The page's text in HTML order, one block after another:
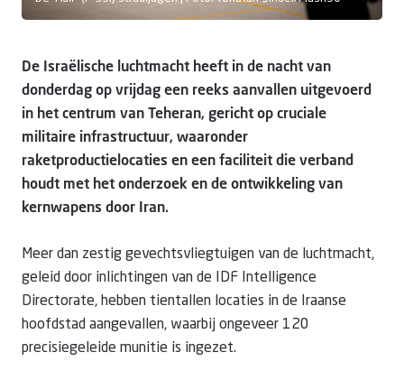
De Israëlische luchtmacht heeft in de nacht van
donderdag op vrijdag een reeks aanvallen uitgevoerd
in het centrum van Teheran, gericht op cruciale
militaire infrastructuur, waaronder
raketproductielocaties en een faciliteit die verband
houdt met het onderzoek en de ontwikkeling van
kernwapens door Iran.
Meer dan zestig gevechtsvliegtuigen van de luchtmacht,
geleid door inlichtingen van de IDF Intelligence
Directorate, hebben tientallen locaties in de Iraanse
hoofdstad aangevallen, waarbij ongeveer 120
precisiegeleide munitie is ingezet.